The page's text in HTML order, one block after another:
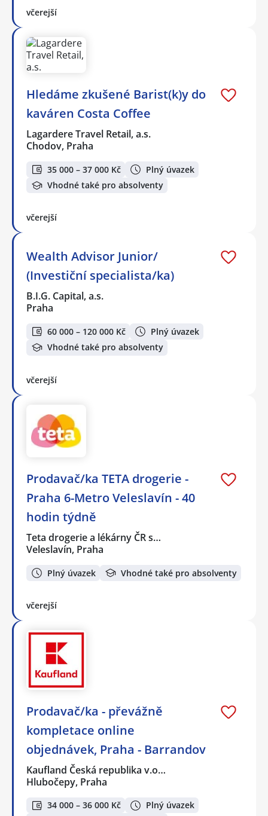
včerejší
Hledáme zkušené Barist(k)y do
kaváren Costa Coffee
Lagardere Travel Retail, a.s.
Chodov, Praha
35 000 – 37 000 Kč
Plný úvazek
Vhodné také pro absolventy
včerejší
Wealth Advisor Junior/
(Investiční specialista/ka)
B.I.G. Capital, a.s.
Praha
60 000 – 120 000 Kč
Plný úvazek
Vhodné také pro absolventy
včerejší
Prodavač/ka TETA drogerie -
Praha 6-Metro Veleslavín - 40
hodin týdně
Teta drogerie a lékárny ČR s…
Veleslavín, Praha
Plný úvazek Vhodné také pro absolventy
včerejší
Prodavač/ka - převážně
kompletace online
objednávek, Praha - Barrandov
Kaufland Česká republika v.o…
Hlubočepy, Praha
34 000 – 36 000 Kč
Plný úvazek